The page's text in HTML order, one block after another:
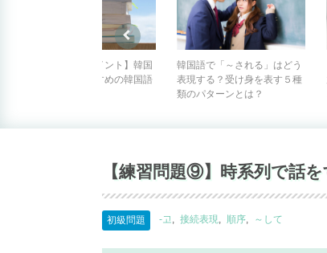
【辞書選びのポイント】韓国
語初心者におすすめの韓国語
韓国語で「～される」はどう
表現する？受け身を表す５種
類のパターンとは？
【練習問題⑨】時系列で話
初級問題 -고 接続表現 順序 ～して